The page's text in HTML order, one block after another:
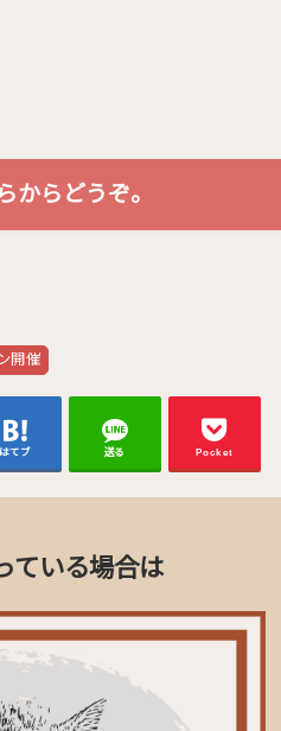
からどうぞ。
開催
はてブ 送る Pocket
ている場合は